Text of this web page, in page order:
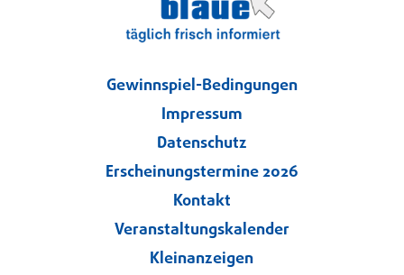
Gewinnspiel-Bedingungen
Impressum
Datenschutz
Erscheinungstermine 2026
Kontakt
Veranstaltungskalender
Kleinanzeigen